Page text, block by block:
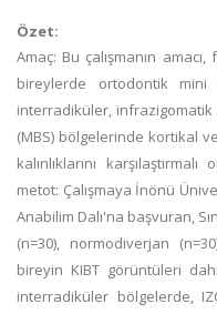
Özet:
Amaç: Bu çalışmanın
bireylerde ortodontik
interradiküler,
(MBS) bölgelerinde kortikal
kalınlıklarını
metot: Çalışmaya İnönü
Anabilim Dalı'na başvuran,
(n=30), normodiverjan
bireyin KIBT görüntüleri
interradiküler bölgelerde,